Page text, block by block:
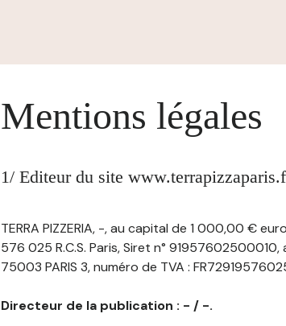
Mentions légales
1/ Editeur du site
TERRA PIZZERIA, -, au capital de 1 000,00 €
576 025 R.C.S. Paris, Siret n° 91957602500010,
75003 PARIS 3, numéro de TVA :
Directeur de la publication : - / -.